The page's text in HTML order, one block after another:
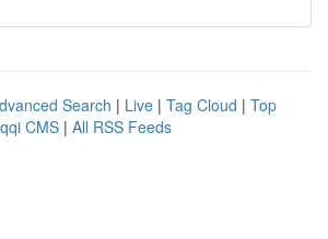
Search | Live | Tag Cloud | Top
CMS | All RSS Feeds